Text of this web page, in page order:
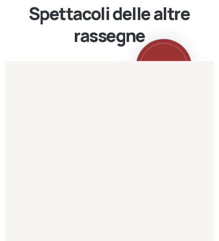
Spettacoli delle altre
rassegne